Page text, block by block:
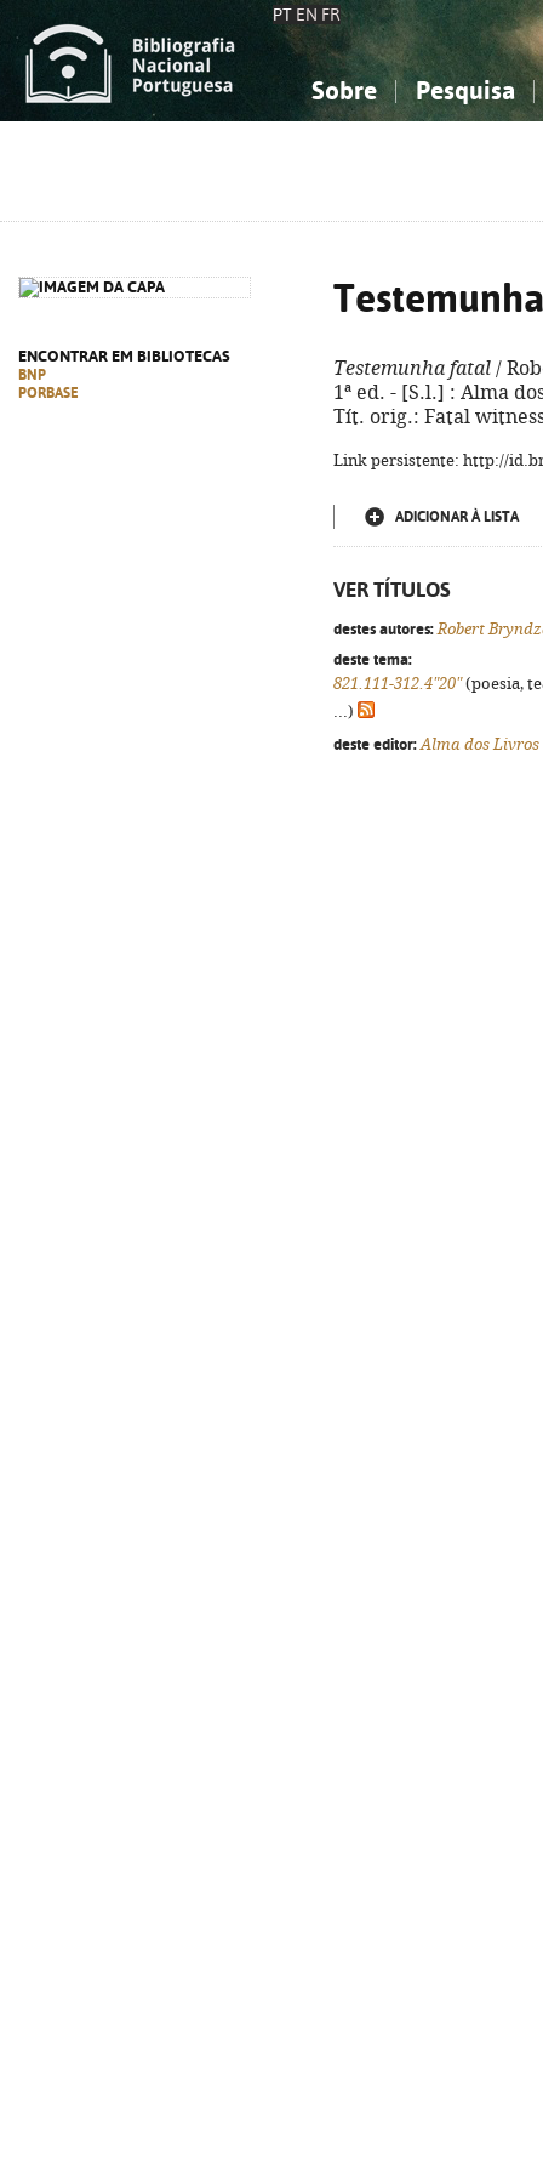
PT EN FR
Sobre Pesquisa
ENCONTRAR EM BIBLIOTECAS
BNP
PORBASE
Testemunha fatal /
1ª ed. - [S.l.] : Alma
Tít. orig.: Fatal
Link persistente: http://
ADICIONAR À LISTA
VER TÍTULOS
destes autores: Robert
deste tema:
821.111-312.4"20"(poesia,
...)
deste editor: Alma dos Livros